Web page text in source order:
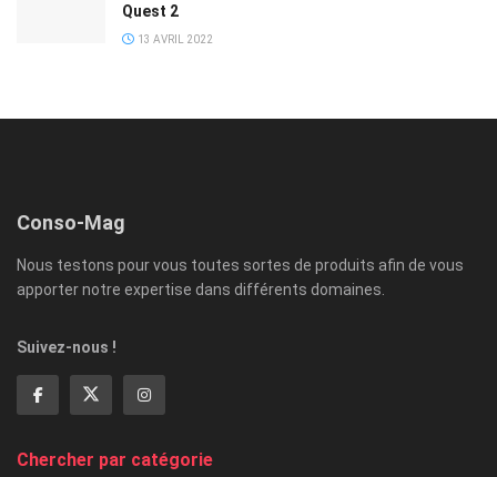
Quest 2
13 AVRIL 2022
Conso-Mag
Nous testons pour vous toutes sortes de produits afin de vous
apporter notre expertise dans différents domaines.
Suivez-nous !
Chercher par catégorie